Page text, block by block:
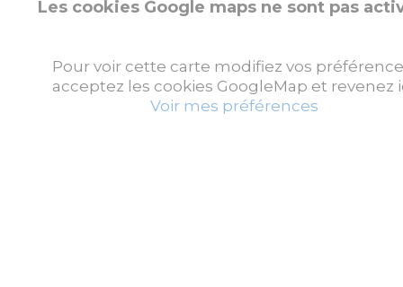
Les cookies Google maps ne sont pas
Pour voir cette carte modifiez vos
acceptez les cookies GoogleMap et revenez
Voir mes préférences